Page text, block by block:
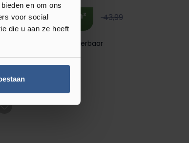
en om ons
voor social
die u aan ze heeft
36,95 m² 43,99
Direct leverbaar
Plak PVC